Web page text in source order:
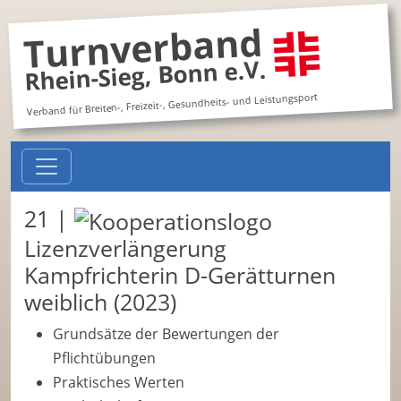
Turnverband
Rhein-Sieg, Bonn e.V.
Verband für Breiten-, Freizeit-, Gesundheits- und Leistungsport
21 |
Lizenzverlängerung
Kampfrichterin D-Gerätturnen
weiblich (2023)
Grundsätze der Bewertungen der
Pflichtübungen
Praktisches Werten